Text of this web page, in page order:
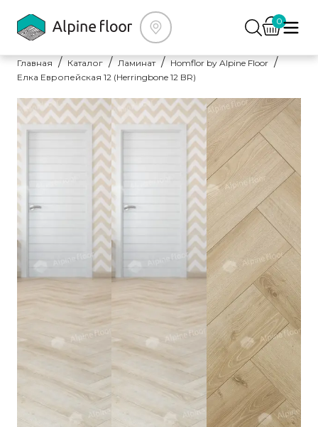
0
Главная Каталог Ламинат
Homflor by Alpine Floor
Елка Европейская 12 (Herringbone 12 BR)